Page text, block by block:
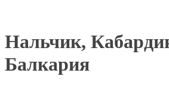
Нальчик,
Балкария